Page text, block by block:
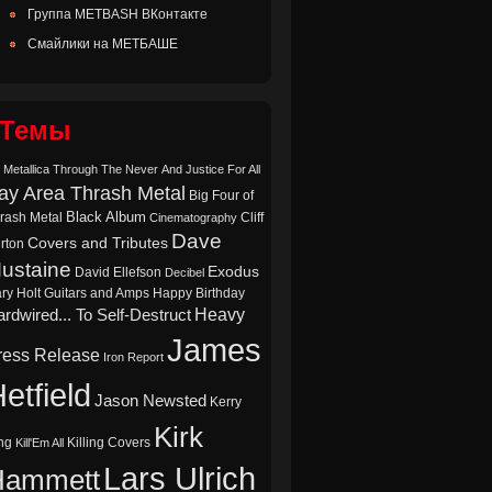
Группа METBASH ВКонтакте
Смайлики на МЕТБАШЕ
Темы
Metallica Through The Never And Justice For All
Area Thrash Metal Big Four of
Metal Black Album Cinematography Cliff
Covers and Tributes Dave
David Ellefson Decibel Exodus
Holt Guitars and Amps Happy Birthday
To Self-Destruct Heavy
Release Iron Report James
Jason Newsted Kerry
Kill'Em All Killing Covers Kirk
Lars Ulrich